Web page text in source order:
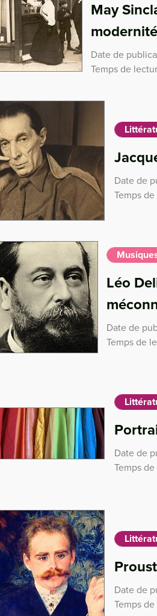
May
Date de
Temps de
Date de
Temps
Léo
Date de
Temps de
Date de
Temps
Date de
Temps